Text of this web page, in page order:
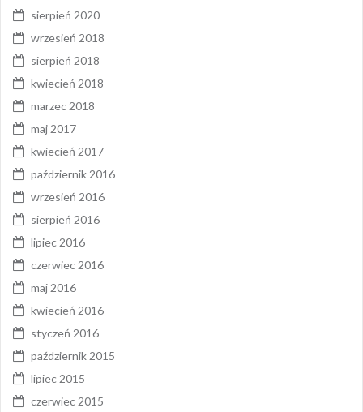
sierpień 2020
wrzesień 2018
sierpień 2018
kwiecień 2018
marzec 2018
maj 2017
kwiecień 2017
październik 2016
wrzesień 2016
sierpień 2016
lipiec 2016
czerwiec 2016
maj 2016
kwiecień 2016
styczeń 2016
październik 2015
lipiec 2015
czerwiec 2015